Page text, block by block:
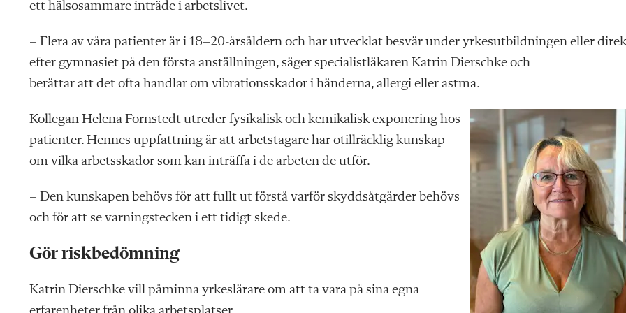
ett hälsosammare inträde i arbetslivet.
– Flera av våra patienter är i 18–20-års­åldern och har utvecklat besvär under yrkesutbildningen eller
efter gymnasiet på den första anställningen, säger specialistläkaren Katrin Dierschke och
berättar att det ofta handlar om vibrationsskador i händerna, allergi eller astma.
Kollegan Helena Fornstedt utreder fysikalisk och kemikalisk exponering hos
patienter. Hennes uppfattning är att arbetstagare har otillräcklig kunskap
om vilka arbetsskador som kan inträffa i de arbeten de utför.
– Den kunskapen behövs för att fullt ut förstå varför skyddsåtgärder behövs
och för att se varningstecken i ett tidigt skede.
Gör riskbedömning
Katrin Dierschke vill påminna yrkeslärare om att ta vara på sina egna